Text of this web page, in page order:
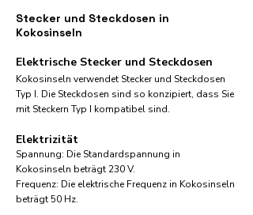
Stecker und Steckdosen in
Kokosinseln
Elektrische Stecker und Steckdosen
Kokosinseln verwendet Stecker und Steckdosen
Typ I. Die Steckdosen sind so konzipiert, dass Sie
mit Steckern Typ I kompatibel sind.
Elektrizität
Spannung: Die Standardspannung in
Kokosinseln beträgt 230 V.
Frequenz: Die elektrische Frequenz in Kokosinseln
beträgt 50 Hz.